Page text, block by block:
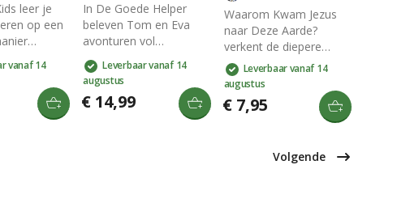
leer je
op een
kunt laten
boek
en
vanaf 14
In De Goede Helper
beleven Tom en Eva
avonturen vol
uitdagingen in de
Avonturenstraat. Met
hun vriend Hans de
Helper leren ze omgaan
met faalangst, pesten
Leverbaar vanaf 14
augustus
€ 14,99
Waarom Kwam Jezus
naar Deze Aarde?
verkent de diepere
betekenis en het doel
van Christus' komst. Het
boek biedt inzicht in zijn
boodschap, de impact
op de mensheid, en de
in de moderne tijd. Dit
Leverbaar vanaf 14
augustus
€ 7,95
Volgende